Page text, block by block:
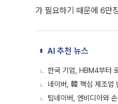
가 필요하기 때문에 6만
AI 추천 뉴스
한국 기업, HBM4부터
네이버, 韓 핵심 제조업
팀네이버, 엔비디아와